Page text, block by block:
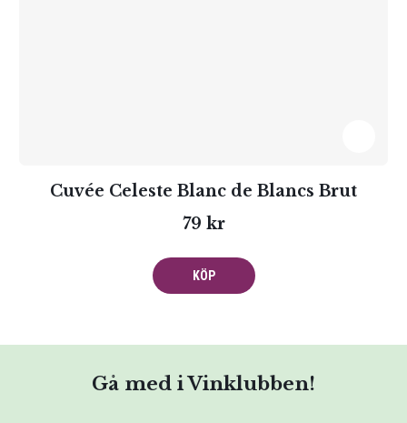
Cuvée Celeste Blanc de Blancs Brut
79 kr
KÖP
Gå med i Vinklubben!